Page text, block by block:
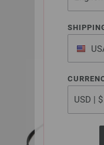
of